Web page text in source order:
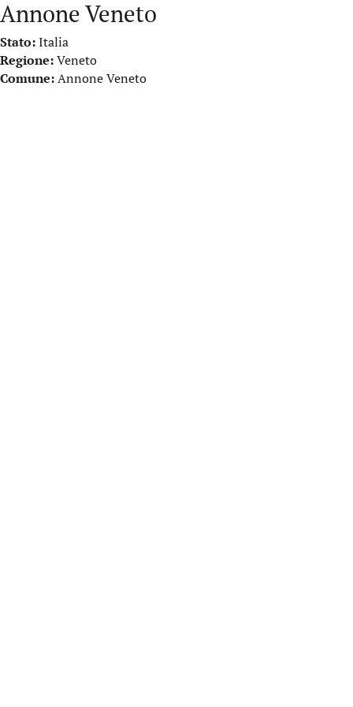
Annone Veneto
Stato:Italia
Regione:Veneto
Comune:Annone Veneto